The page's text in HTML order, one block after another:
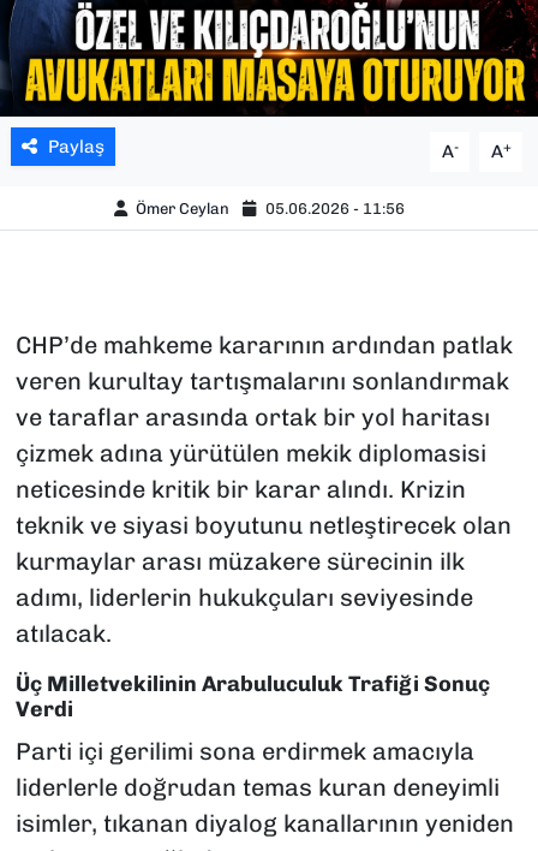
Paylaş A- A+
Ömer Ceylan 05.06.2026 - 11:56
CHP’de mahkeme kararının ardından patlak
veren kurultay tartışmalarını sonlandırmak
ve taraflar arasında ortak bir yol haritası
çizmek adına yürütülen mekik diplomasisi
neticesinde kritik bir karar alındı. Krizin
teknik ve siyasi boyutunu netleştirecek olan
kurmaylar arası müzakere sürecinin ilk
adımı, liderlerin hukukçuları seviyesinde
atılacak.
Üç Milletvekilinin Arabuluculuk Trafiği Sonuç
Verdi
Parti içi gerilimi sona erdirmek amacıyla
liderlerle doğrudan temas kuran deneyimli
isimler, tıkanan diyalog kanallarının yeniden